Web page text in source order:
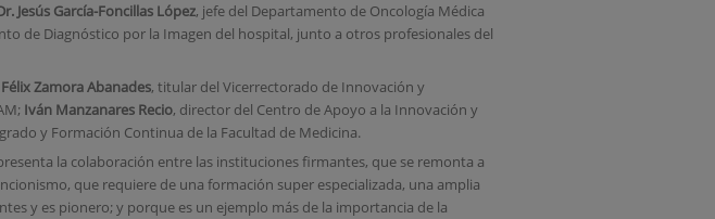
Jesús García-Foncillas López, jefe del Departamento de Oncología Médica
de Diagnóstico por la Imagen del hospital, junto a otros profesionales del
Félix Zamora Abanades, titular del Vicerrectorado de Innovación y
Iván Manzanares Recio, director del Centro de Apoyo a la Innovación y
y Formación Continua de la Facultad de Medicina.
la colaboración entre las instituciones firmantes, que se remonta a
que requiere de una formación super especializada, una amplia
y es pionero; y porque es un ejemplo más de la importancia de la